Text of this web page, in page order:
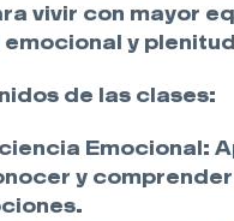
vivir con mayor
y
de las clases:
Emocional:
y